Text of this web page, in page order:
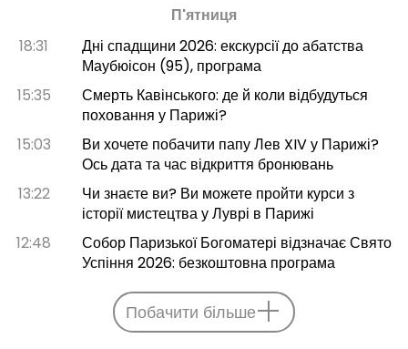
П'ятниця
18:31
Дні спадщини 2026: екскурсії до абатства
Маубюісон (95), програма
15:35
Смерть Кавінського: де й коли відбудуться
поховання у Парижі?
15:03
Ви хочете побачити папу Лев XIV у Парижі?
Ось дата та час відкриття бронювань
13:22
Чи знаєте ви? Ви можете пройти курси з
історії мистецтва у Луврі в Парижі
12:48
Собор Паризької Богоматері відзначає Свято
Успіння 2026: безкоштовна програма
Побачити більше